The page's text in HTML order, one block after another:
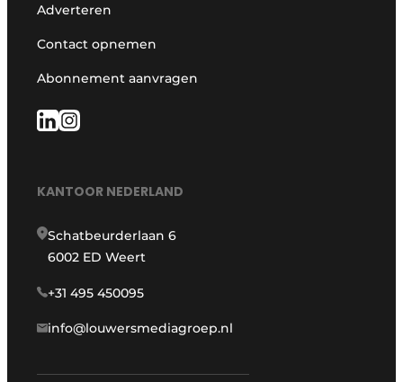
Adverteren
Contact opnemen
Abonnement aanvragen
KANTOOR NEDERLAND
Schatbeurderlaan 6
6002 ED Weert
+31 495 450095
info@louwersmediagroep.nl